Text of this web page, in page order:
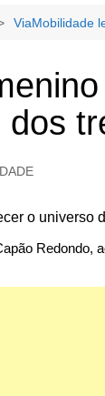
ViaMobilidade
Redondo,